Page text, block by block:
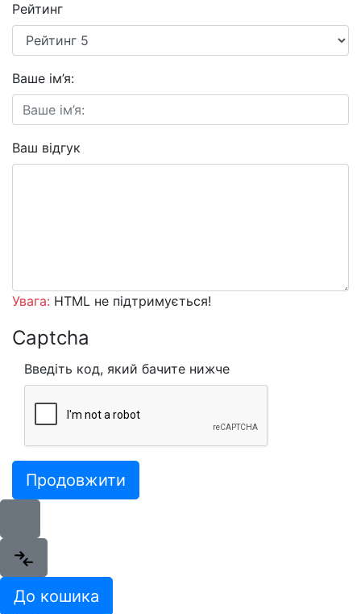
Рейтинг
Ваше ім’я:
Ваш відгук
Увага: HTML не підтримується!
Captcha
Введіть код, який бачите нижче
Продовжити
До кошика